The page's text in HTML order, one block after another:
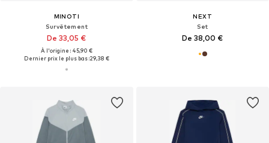
MINOTI
Survêtement
De 33,05 €
À l'origine : 45,90 €
Dernier prix le plus bas :29,38 €
NEXT
Set
De 38,00 €